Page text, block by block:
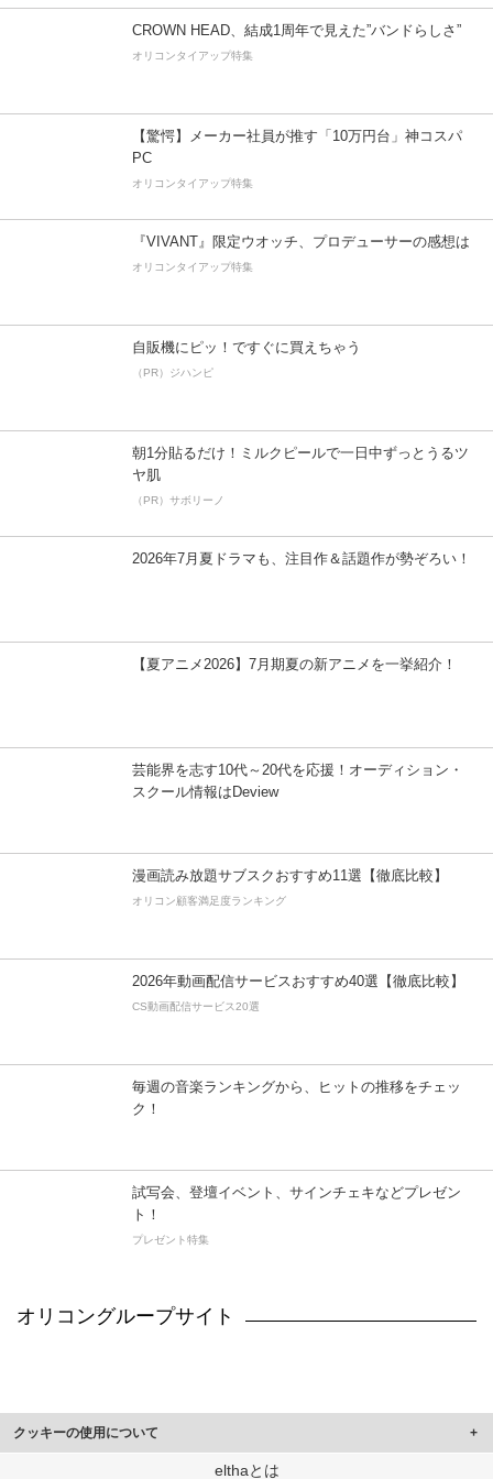
CROWN HEAD、結成1周年で見えた”バンドらしさ”
オリコンタイアップ特集
【驚愕】メーカー社員が推す「10万円台」神コスパ
PC
オリコンタイアップ特集
『VIVANT』限定ウオッチ、プロデューサーの感想は
オリコンタイアップ特集
自販機にピッ！ですぐに買えちゃう
（PR）ジハンピ
朝1分貼るだけ！ミルクピールで一日中ずっとうるツ
ヤ肌
（PR）サボリーノ
2026年7月夏ドラマも、注目作＆話題作が勢ぞろい！
【夏アニメ2026】7月期夏の新アニメを一挙紹介！
芸能界を志す10代～20代を応援！オーディション・
スクール情報はDeview
漫画読み放題サブスクおすすめ11選【徹底比較】
オリコン顧客満足度ランキング
2026年動画配信サービスおすすめ40選【徹底比較】
CS動画配信サービス20選
毎週の音楽ランキングから、ヒットの推移をチェッ
ク！
試写会、登壇イベント、サインチェキなどプレゼン
ト！
プレゼント特集
オリコングループサイト
クッキーの使用について
このサイトでは Cookie を使用して、ユーザーに合わせたコンテンツや広告の
elthaとは